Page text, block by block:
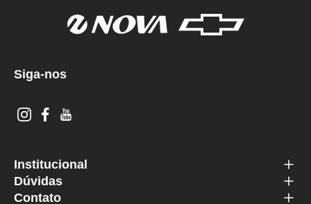
Siga-nos
Institucional
Dúvidas
Contato